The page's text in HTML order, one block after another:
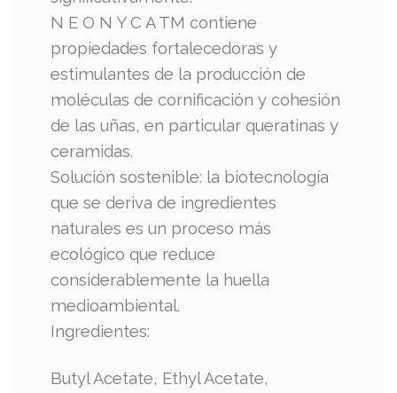
N E O N Y C A TM contiene
propiedades fortalecedoras y
estimulantes de la producción de
moléculas de cornificación y cohesión
de las uñas, en particular queratinas y
ceramidas.
Solución sostenible: la biotecnología
que se deriva de ingredientes
naturales es un proceso más
ecológico que reduce
considerablemente la huella
medioambiental.
Ingredientes:
Butyl Acetate, Ethyl Acetate,